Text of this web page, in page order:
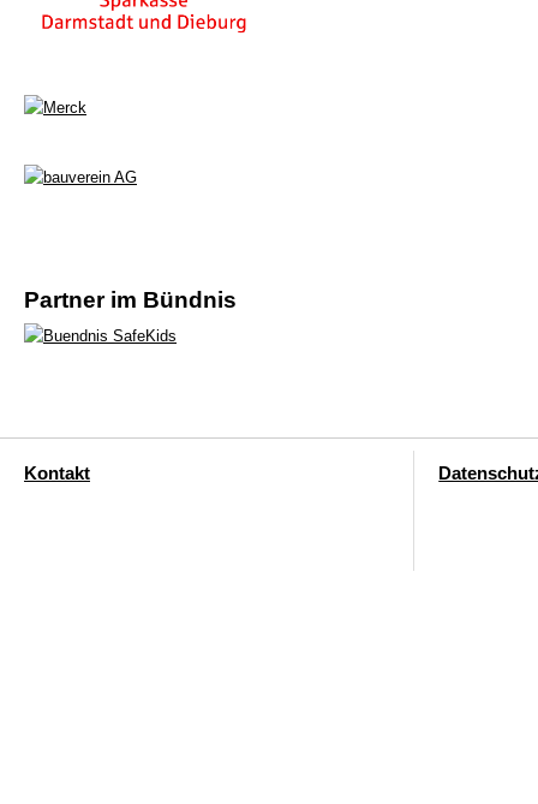
Partner im Bündnis
Kontakt